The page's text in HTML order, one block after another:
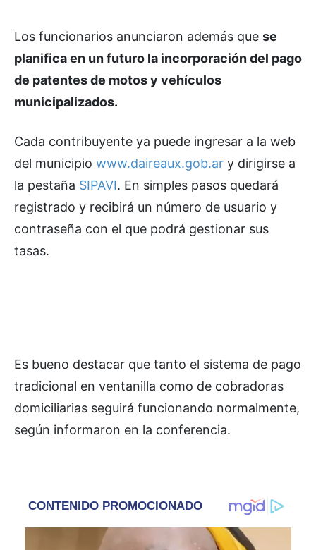
Los funcionarios anunciaron además que se
planifica en un futuro la incorporación del pago
de patentes de motos y vehículos
municipalizados.
Cada contribuyente ya puede ingresar a la web
del municipio www.daireaux.gob.ar y dirigirse a
la pestaña SIPAVI. En simples pasos quedará
registrado y recibirá un número de usuario y
contraseña con el que podrá gestionar sus
tasas.
Es bueno destacar que tanto el sistema de pago
tradicional en ventanilla como de cobradoras
domiciliarias seguirá funcionando normalmente,
según informaron en la conferencia.